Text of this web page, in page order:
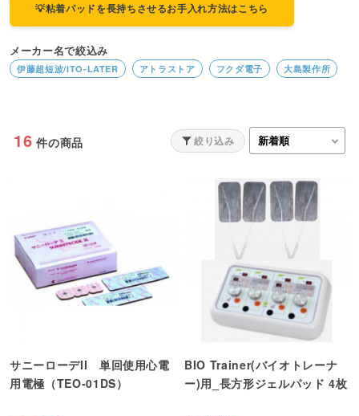
💡粘着パッドを長持ちさせるお手入れ方法はこちら
メーカー名で絞込み
伊藤超短波/ITO-LATER アトラストア フクダ電子 大島製作所
16 件の商品 絞り込み
サニーローデII 単回使用心電
用電極（TEO-01DS）
BIO Trainer(バイオトレーナ
ー)用_長方形ジェルパッド 4枚